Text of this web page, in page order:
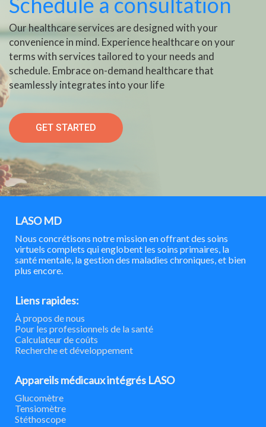
Our healthcare services are designed with your
convenience in mind. Experience healthcare on your
terms with services tailored to your needs and
schedule. Embrace on-demand healthcare that
seamlessly integrates into your life
GET STARTED
LASO MD
Nous concrétisons notre mission en offrant des soins
virtuels complets qui englobent les soins primaires, la
santé mentale, la gestion des maladies chroniques, et bien
plus encore.
Liens rapides:
À propos de nous
Pour les professionnels de la santé
Calculateur de coûts
Recherche et développement
Appareils médicaux intégrés LASO
Glucomètre
Tensiomètre
Stéthoscope